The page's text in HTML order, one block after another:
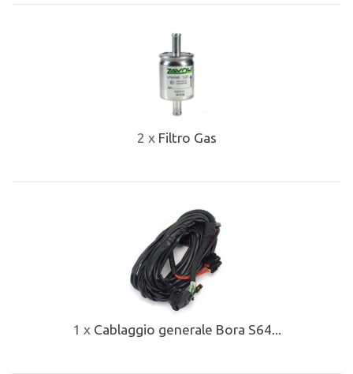
2 x Filtro Gas
1 x Cablaggio generale Bora S64...